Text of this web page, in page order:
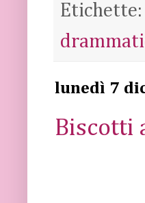
Etichette:
lunedì 7
Biscotti